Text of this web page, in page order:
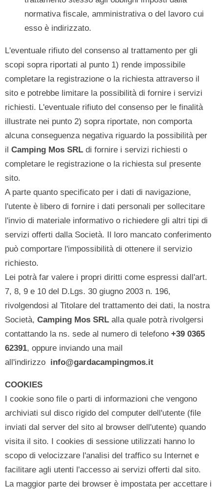
normativa fiscale, amministrativa o del lavoro cui
esso è indirizzato.
L'eventuale rifiuto del consenso al trattamento per gli
scopi sopra riportati al punto 1) rende impossibile
completare la registrazione o la richiesta attraverso il
sito e potrebbe limitare la possibilità di fornire i servizi
richiesti. L'eventuale rifiuto del consenso per le finalità
illustrate nei punto 2) sopra riportate, non comporta
alcuna conseguenza negativa riguardo la possibilità per
il Camping Mos SRL di fornire i servizi richiesti o
completare le registrazione o la richiesta sul presente
sito.
A parte quanto specificato per i dati di navigazione,
l'utente è libero di fornire i dati personali per sollecitare
l'invio di materiale informativo o richiedere gli altri tipi di
servizi offerti dalla Società. Il loro mancato conferimento
può comportare l'impossibilità di ottenere il servizio
richiesto.
Lei potrà far valere i propri diritti come espressi dall'art.
7, 8, 9 e 10 del D.Lgs. 30 giugno 2003 n. 196,
rivolgendosi al Titolare del trattamento dei dati, la nostra
Società, Camping Mos SRL alla quale potrà rivolgersi
contattando la ns. sede al numero di telefono +39 0365
62391, oppure inviando una mail
all'indirizzo info@gardacampingmos.it
COOKIES
I cookie sono file o parti di informazioni che vengono
archiviati sul disco rigido del computer dell'utente (file
inviati dal server del sito al browser dell'utente) quando
visita il sito. I cookies di sessione utilizzati hanno lo
scopo di velocizzare l'analisi del traffico su Internet e
facilitare agli utenti l'accesso ai servizi offerti dal sito.
La maggior parte dei browser è impostata per accettare i